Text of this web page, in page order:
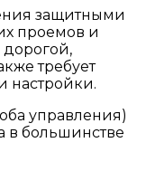
защитными
проемов и
дорогой,
требует
настройки.
управления)
в большинстве